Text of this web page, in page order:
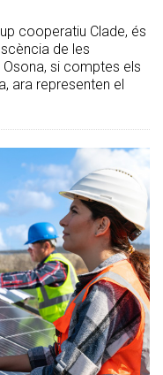
cooperatiu Clade, és
de les
si comptes els
ara representen el